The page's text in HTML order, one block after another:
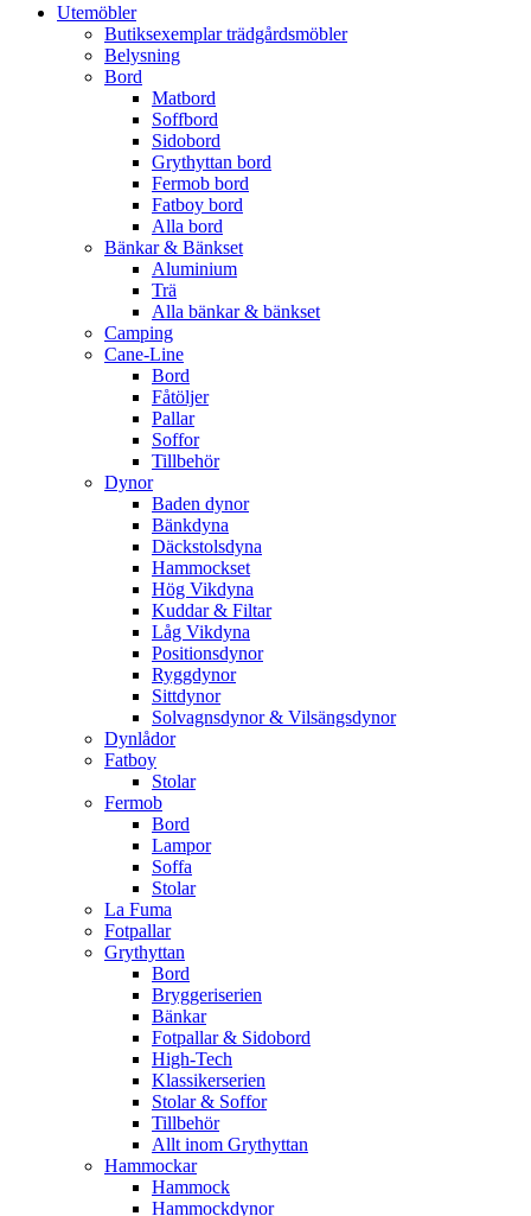
Utemöbler
Butiksexemplar trädgårdsmöbler
Belysning
Bord
Matbord
Soffbord
Sidobord
Grythyttan bord
Fermob bord
Fatboy bord
Alla bord
Bänkar & Bänkset
Aluminium
Trä
Alla bänkar & bänkset
Camping
Cane-Line
Bord
Fåtöljer
Pallar
Soffor
Tillbehör
Dynor
Baden dynor
Bänkdyna
Däckstolsdyna
Hammockset
Hög Vikdyna
Kuddar & Filtar
Låg Vikdyna
Positionsdynor
Ryggdynor
Sittdynor
Solvagnsdynor & Vilsängsdynor
Dynlådor
Fatboy
Stolar
Fermob
Bord
Lampor
Soffa
Stolar
La Fuma
Fotpallar
Grythyttan
Bord
Bryggeriserien
Bänkar
Fotpallar & Sidobord
High-Tech
Klassikerserien
Stolar & Soffor
Tillbehör
Allt inom Grythyttan
Hammockar
Hammock
Hammockdynor